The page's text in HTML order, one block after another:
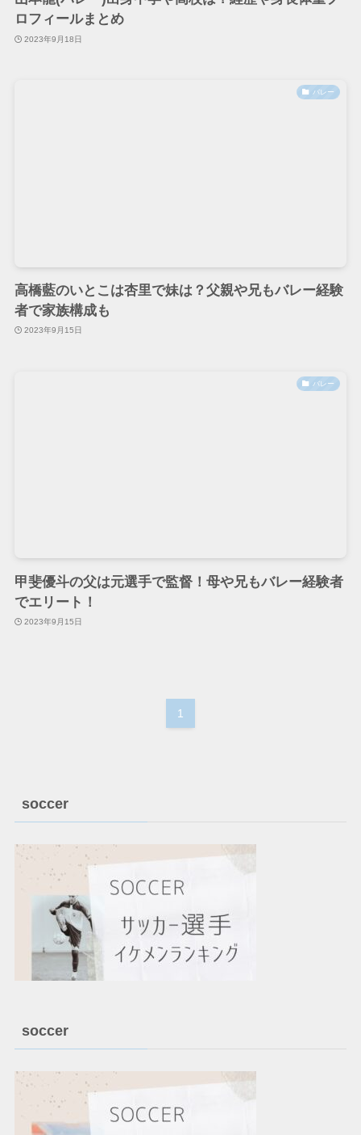
ロフィールまとめ
2023年9月18日
バレー
高橋藍のいとこは杏里で妹は？父親や兄もバレー経験
者で家族構成も
2023年9月15日
バレー
甲斐優斗の父は元選手で監督！母や兄もバレー経験者
でエリート！
2023年9月15日
1
soccer
soccer